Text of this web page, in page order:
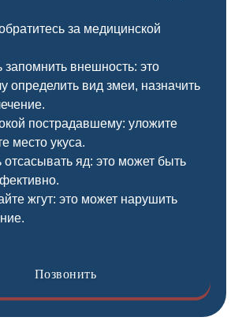
за медицинской
запомнить внешность: это
определить вид змеи, назначить
пострадавшему: уложите
место укуса.
отсасывать яд: это может быть
жгут: это может нарушить
Позвонить